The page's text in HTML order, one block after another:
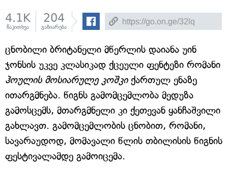
4.1K
წაკითხვა
204
გაზიარება
ცნობილი ბრიტანელი მწერლის დაიანა უინ
ჯონსის უკვე კლასიკად ქცეული ფენტეზი რომანი
ჰოულის მოსიარულე კოშკიქართულ ენაზე
ითარგმნება. წიგნს გამომცემლობა მედუზა
გამოსცემს, მთარგმნელი კი ქეთევან ყანჩაშვილი
გახლავთ. გამომცემლობის ცნობით, რომანი,
სავარაუდოდ, მომავალი წლის თბილისის წიგნის
ფესტივალამდე გამოიცემა.